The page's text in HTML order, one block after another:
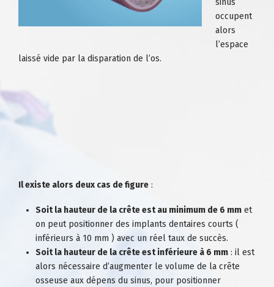
sinus
occupent
alors
l’espace
laissé vide par la disparation de l’os.
Il existe alors deux cas de figure :
Soit la hauteur de la crête est au minimum de 6 mm et
on peut positionner des implants dentaires courts (
inférieurs à 10 mm ) avec un réel taux de succès.
Soit la hauteur de la crête est inférieure à 6 mm : il est
alors nécessaire d’augmenter le volume de la crête
osseuse aux dépens du sinus, pour positionner